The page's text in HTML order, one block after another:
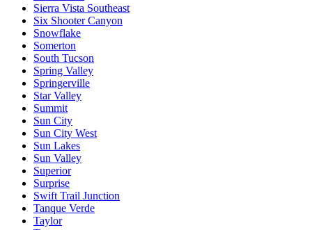
Sierra Vista Southeast
Six Shooter Canyon
Snowflake
Somerton
South Tucson
Spring Valley
Springerville
Star Valley
Summit
Sun City
Sun City West
Sun Lakes
Sun Valley
Superior
Surprise
Swift Trail Junction
Tanque Verde
Taylor